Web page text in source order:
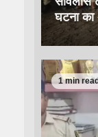
घटना का
1 min read